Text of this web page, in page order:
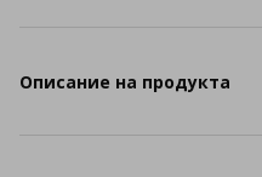
Описание на продукта